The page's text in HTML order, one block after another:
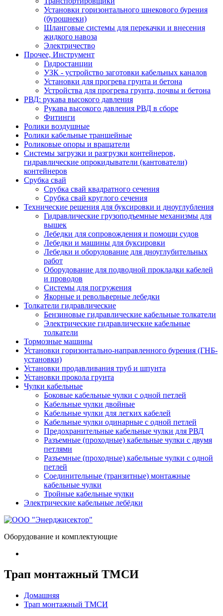
Установки горизонтального шнекового бурения
(бурошнеки)
Шланговые системы для перекачки и внесения
жидкого навоза
Электричество
Прочее, Инструмент
Гидростанции
УЗК - устройство заготовки кабельных каналов
Установки для прогрева грунта и бетона
Устройства для прогрева грунта, почвы и бетона
РВД: рукава высокого давления
Рукава высокого давления РВД в сборе
Фитинги
Ролики воздушные
Ролики кабельные траншейные
Роликовые опоры и вращатели
Системы загрузки и разгрузки контейнеров,
гидравлические опрокидыватели (кантователи)
контейнеров
Срубка свай
Срубка свай квадратного сечения
Срубка свай круглого сечения
Технические решения для буксировки и дноуглубления
Гидравлические грузоподъемные механизмы для
вышек
Лебедки для сопровождения и помощи судов
Лебедки и машины для буксировки
Лебедки и оборудование для дноуглубительных
работ
Оборудование для подводной прокладки кабелей
и проводов
Системы для погружения
Якорные и револьверные лебедки
Толкатели гидравлические
Бензиновые гидравлические кабельные толкатели
Электрические гидравлические кабельные
толкатели
Тормозные машины
Установки горизонтально-направленного бурения (ГНБ-
установки)
Установки продавливания труб и шпунта
Установки прокола грунта
Чулки кабельные
Боковые кабельные чулки с одной петлей
Кабельные чулки двойные
Кабельные чулки для легких кабелей
Кабельные чулки одинарные с одной петлей
Предохранительные кабельные чулки для РВД
Разъемные (проходные) кабельные чулки с двумя
петлями
Разъемные (проходные) кабельные чулки с одной
петлей
Соединительные (транзитные) монтажные
кабельные чулки
Тройные кабельные чулки
Электрические кабельные лебёдки
Оборудование и комплектующие
Трап монтажный ТМСИ
Домашняя
Трап монтажный ТМСИ